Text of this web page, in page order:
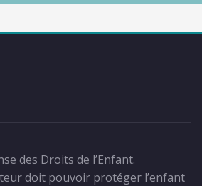
des Droits de l’Enfant.
doit pouvoir protéger l’enfant